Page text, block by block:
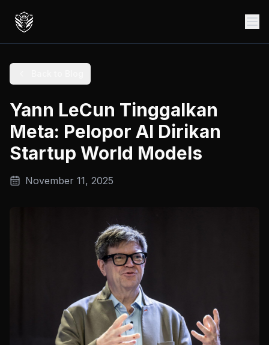
Yann LeCun Tinggalkan
Meta: Pelopor AI Dirikan
Startup World Models
November 11, 2025